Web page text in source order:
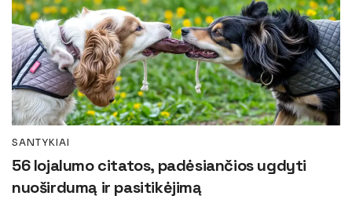
SANTYKIAI
56 lojalumo citatos, padėsiančios ugdyti
nuoširdumą ir pasitikėjimą